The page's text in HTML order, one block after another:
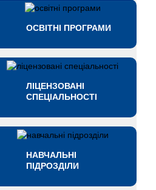
ОСВІТНІ ПРОГРАМИ
ЛІЦЕНЗОВАНІ
СПЕЦІАЛЬНОСТІ
НАВЧАЛЬНІ
ПІДРОЗДІЛИ